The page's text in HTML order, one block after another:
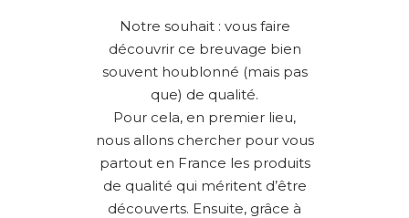
Notre souhait : vous faire
découvrir ce breuvage bien
souvent houblonné (mais pas
que) de qualité.
Pour cela, en premier lieu,
nous allons chercher pour vous
partout en France les produits
de qualité qui méritent d’être
découverts. Ensuite, grâce à